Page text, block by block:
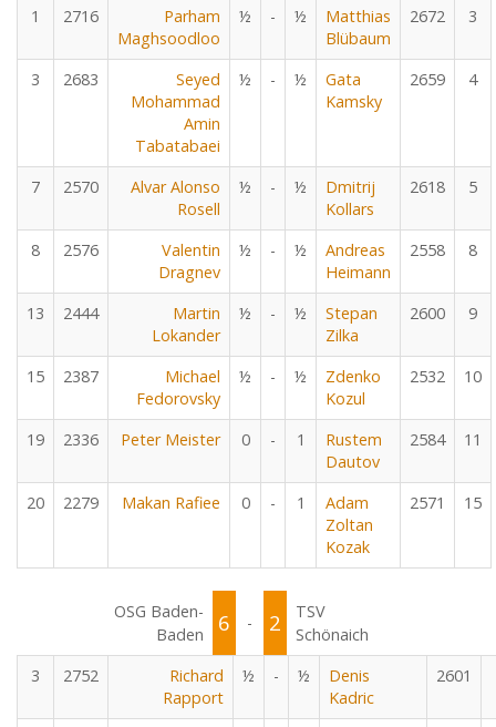
1
2716
Parham
Maghsoodloo
½ - ½
Matthias
Blübaum
2672 3
3 2683
Seyed
Mohammad
Amin
Tabatabaei
½ - ½
Gata
Kamsky
2659 4
7 2570
Alvar Alonso
Rosell
½ - ½
Dmitrij
Kollars
2618 5
8 2576
Valentin
Dragnev
½ - ½
Andreas
Heimann
2558 8
13 2444
Martin
Lokander
½ - ½
Stepan
Zilka
2600 9
15 2387
Michael
Fedorovsky
½ - ½
Zdenko
Kozul
2532 10
19 2336 Peter Meister 0 - 1
Rustem
Dautov
2584 11
20 2279 Makan Rafiee 0 - 1
Adam
Zoltan
Kozak
2571 15
OSG Baden-
Baden
6 - 2
TSV
Schönaich
3
2752
Richard
Rapport
½ - ½
Denis
Kadric
2601